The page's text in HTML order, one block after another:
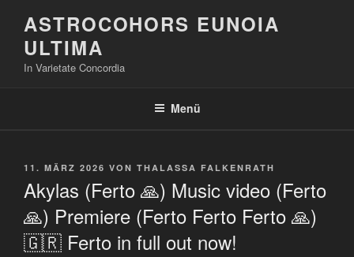
Inhalt
springen
ASTROCOHORS EUNOIA
ULTIMA
In Varietate Concordia
Menü
VERÖFFENTLICHT
11. MÄRZ 2026 VON THALASSA FALKENRATH
Akylas (Ferto 🙏) Music video (Ferto
🙏) Premiere (Ferto Ferto Ferto 🙏)
🇬🇷 Ferto in full out now!